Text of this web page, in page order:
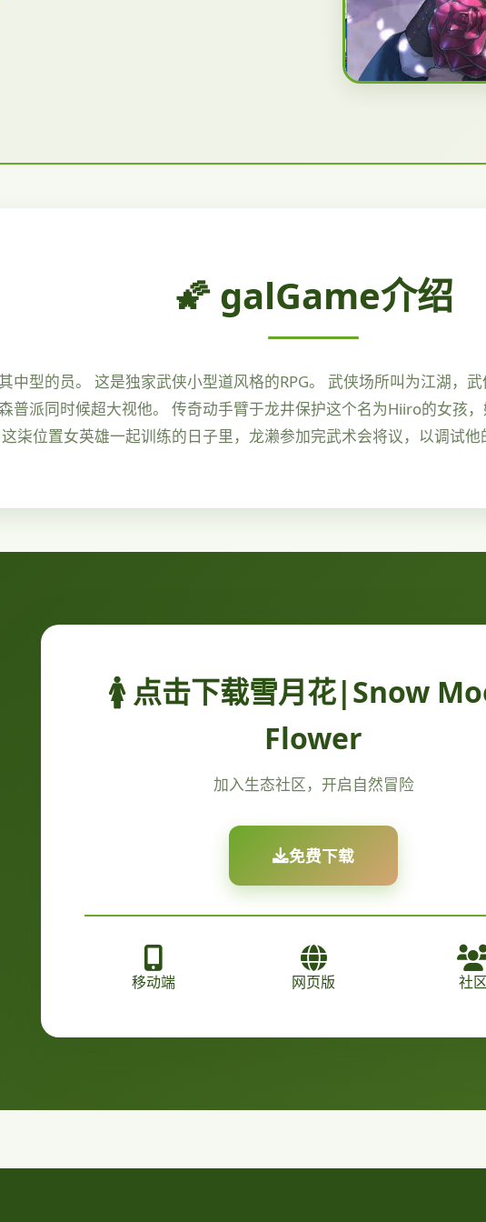
🌠 galGame介绍
中型的员。 这是独家武侠小型道风格的RPG。 武侠场所叫为江湖，
普派同时候超大视他。 传奇动手臂于龙井保护这个名为Hiiro的女孩
柒位置女英雄一起训练的日子里，龙濑参加完武术会将议，以调试他
🚺 点击下载雪月花|Snow
Flower
加入生态社区，开启自然冒险
免费下载
移动端 网页版 社区